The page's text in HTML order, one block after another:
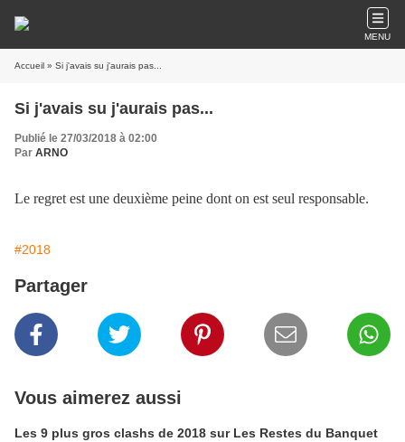
MENU
Accueil » Si j'avais su j'aurais pas...
Si j'avais su j'aurais pas...
Publié le 27/03/2018 à 02:00
Par ARNO
Le regret est une deuxième peine dont on est seul responsable.
#2018
Partager
Vous aimerez aussi
Les 9 plus gros clashs de 2018 sur Les Restes du Banquet